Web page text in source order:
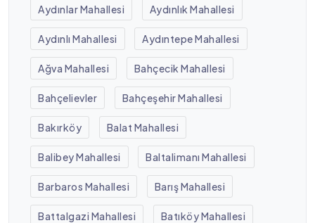
Aydınlar Mahallesi Aydınlık Mahallesi
Aydınlı Mahallesi Aydıntepe Mahallesi
Ağva Mahallesi Bahçecik Mahallesi
Bahçelievler Bahçeşehir Mahallesi
Bakırköy Balat Mahallesi
Balibey Mahallesi Baltalimanı Mahallesi
Barbaros Mahallesi Barış Mahallesi
Battalgazi Mahallesi Batıköy Mahallesi